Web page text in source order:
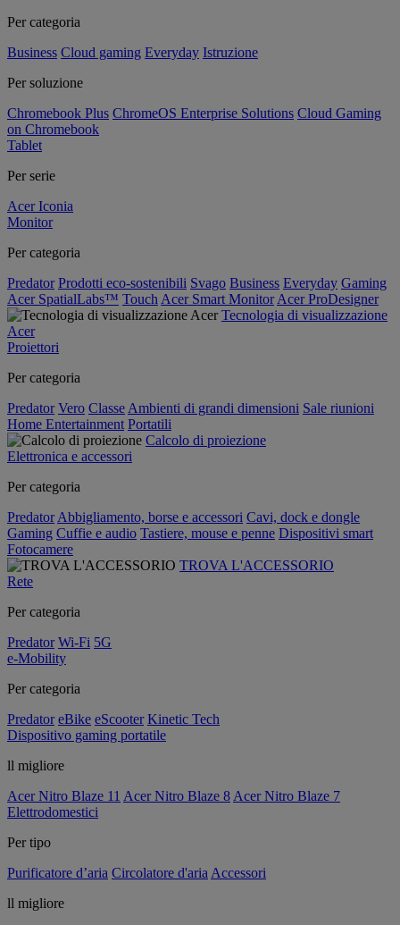
Per categoria
Business Cloud gaming Everyday Istruzione
Per soluzione
Chromebook Plus ChromeOS Enterprise Solutions Cloud Gaming
on Chromebook
Tablet
Per serie
Acer Iconia
Monitor
Per categoria
Predator Prodotti eco-sostenibili Svago Business Everyday Gaming
Acer SpatialLabs™ Touch Acer Smart Monitor Acer ProDesigner
Tecnologia di visualizzazione
Acer
Proiettori
Per categoria
Predator Vero Classe Ambienti di grandi dimensioni Sale riunioni
Home Entertainment Portatili
Calcolo di proiezione
Elettronica e accessori
Per categoria
Predator Abbigliamento, borse e accessori Cavi, dock e dongle
Gaming Cuffie e audio Tastiere, mouse e penne Dispositivi smart
Fotocamere
TROVA L'ACCESSORIO
Rete
Per categoria
Predator Wi-Fi 5G
e-Mobility
Per categoria
Predator eBike eScooter Kinetic Tech
Dispositivo gaming portatile
ll migliore
Acer Nitro Blaze 11 Acer Nitro Blaze 8 Acer Nitro Blaze 7
Elettrodomestici
Per tipo
Purificatore d’aria Circolatore d'aria Accessori
ll migliore